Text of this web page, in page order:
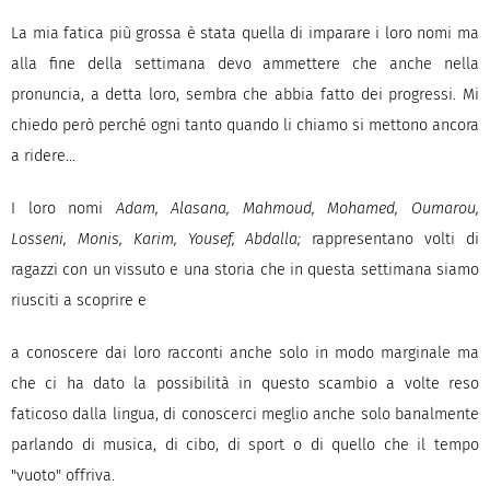
La mia fatica più grossa è stata quella di imparare i loro nomi ma
alla fine della settimana devo ammettere che anche nella
pronuncia, a detta loro, sembra che abbia fatto dei progressi. Mi
chiedo però perché ogni tanto quando li chiamo si mettono ancora
a ridere…
I loro nomiAdam, Alasana, Mahmoud, Mohamed, Oumarou,
Losseni, Monis, Karim, Yousef, Abdalla; rappresentano volti di
ragazzi con un vissuto e una storia che in questa settimana siamo
riusciti a scoprire e
a conoscere dai loro racconti anche solo in modo marginale ma
che ci ha dato la possibilità in questo scambio a volte reso
faticoso dalla lingua, di conoscerci meglio anche solo banalmente
parlando di musica, di cibo, di sport o di quello che il tempo
"vuoto" offriva.